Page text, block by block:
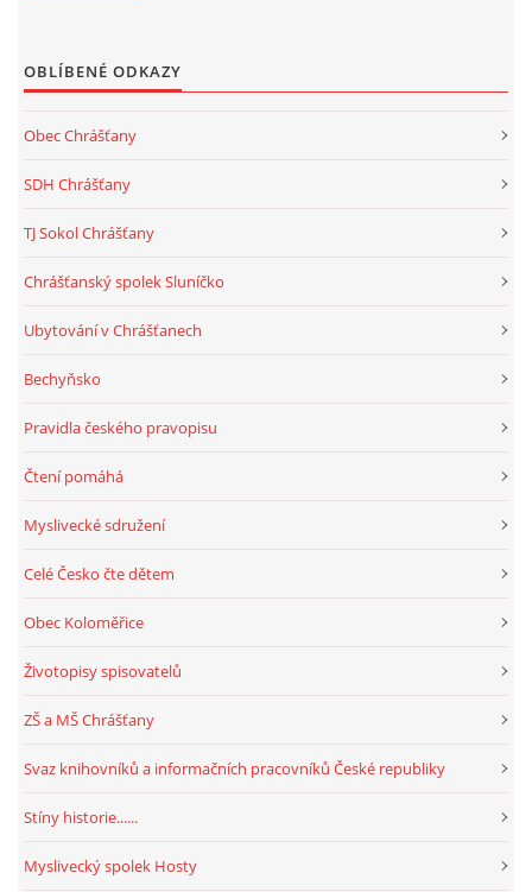
OBLÍBENÉ ODKAZY
Obec Chrášťany
SDH Chrášťany
TJ Sokol Chrášťany
Chrášťanský spolek Sluníčko
Ubytování v Chrášťanech
Bechyňsko
Pravidla českého pravopisu
Čtení pomáhá
Myslivecké sdružení
Celé Česko čte dětem
Obec Koloměřice
Životopisy spisovatelů
ZŠ a MŠ Chrášťany
Svaz knihovníků a informačních pracovníků České republiky
Stíny historie......
Myslivecký spolek Hosty